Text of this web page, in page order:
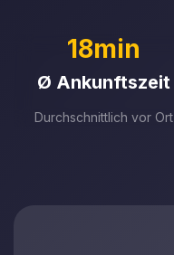
18min
Ø Ankunftszeit
Durchschnittlich vor Ort